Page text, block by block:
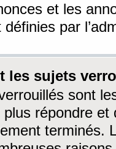
et les
par
les sujets
sont
plus répondre
terminés.